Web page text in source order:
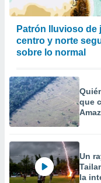
Patrón lluvioso de
centro y norte
sobre lo normal
que
Un
la